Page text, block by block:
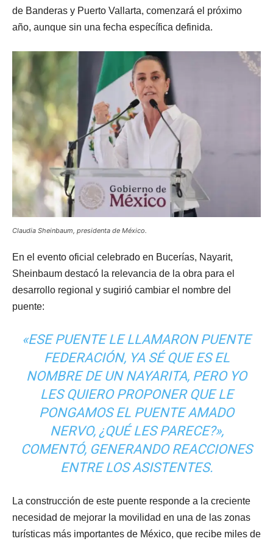
de Banderas y Puerto Vallarta, comenzará el próximo
año, aunque sin una fecha específica definida.
Claudia Sheinbaum, presidenta de México.
En el evento oficial celebrado en Bucerías, Nayarit,
Sheinbaum destacó la relevancia de la obra para el
desarrollo regional y sugirió cambiar el nombre del
puente:
«ESE PUENTE LE LLAMARON PUENTE
FEDERACIÓN, YA SÉ QUE ES EL
NOMBRE DE UN NAYARITA, PERO YO
LES QUIERO PROPONER QUE LE
PONGAMOS EL PUENTE AMADO
NERVO, ¿QUÉ LES PARECE?»,
COMENTÓ, GENERANDO REACCIONES
ENTRE LOS ASISTENTES.
La construcción de este puente responde a la creciente
necesidad de mejorar la movilidad en una de las zonas
turísticas más importantes de México, que recibe miles de